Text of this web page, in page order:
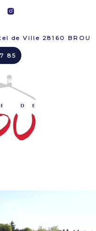
de Ville 28160 BROU
85